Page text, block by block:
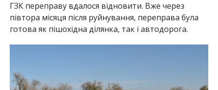
ГЗК переправу вдалося відновити. Вже через
півтора місяця після руйнування, переправа була
готова як пішохідна ділянка, так і автодорога.